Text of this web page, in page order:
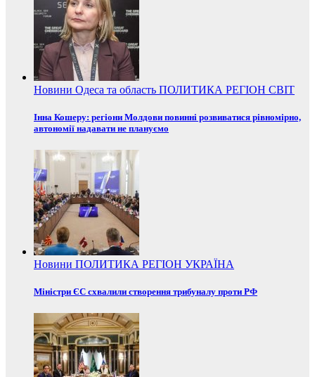
Новини Одеса та область ПОЛИТИКА РЕГІОН СВІТ
Інна Кошеру: регіони Молдови повинні розвиватися рівномірно,
автономії надавати не плануємо
Новини ПОЛИТИКА РЕГІОН УКРАЇНА
Міністри ЄС схвалили створення трибуналу проти РФ